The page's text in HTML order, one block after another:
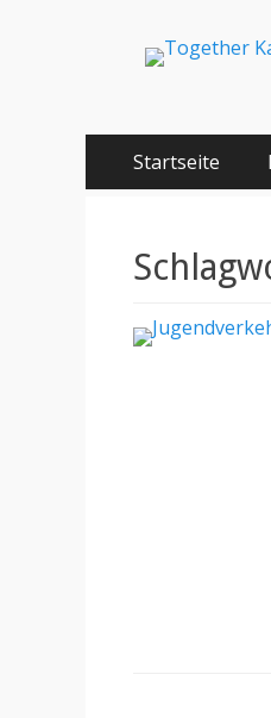
Integration von
zum
Startseite